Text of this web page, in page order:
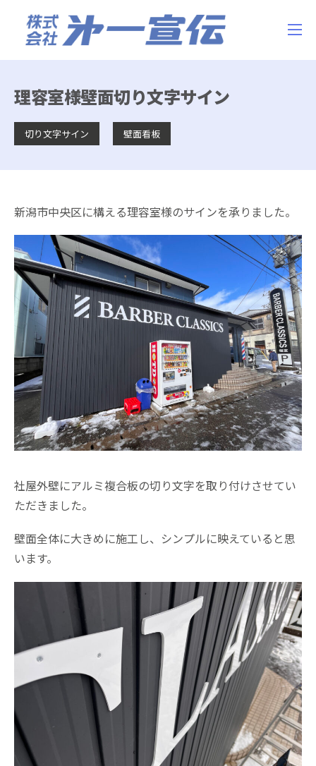
理容室様壁面切り文字サイン
切り文字サイン 壁面看板
新潟市中央区に構える理容室様のサインを承りました。
社屋外壁にアルミ複合板の切り文字を取り付けさせてい
ただきました。
壁面全体に大きめに施工し、シンプルに映えていると思
います。